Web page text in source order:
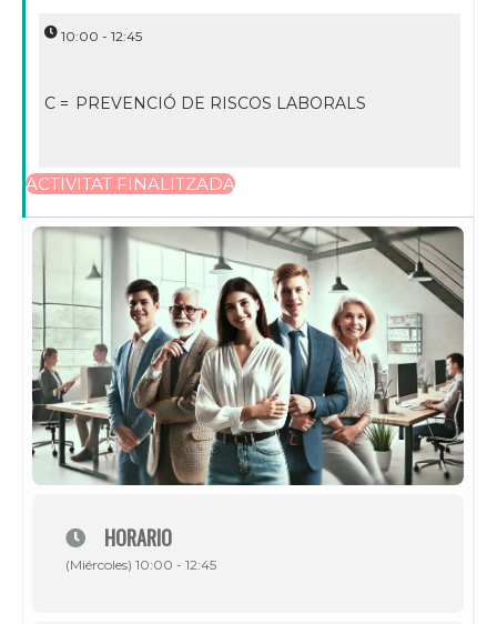
10:00 - 12:45
C = PREVENCIÓ DE RISCOS LABORALS
ACTIVITAT FINALITZADA
HORARIO
(Miércoles) 10:00 - 12:45